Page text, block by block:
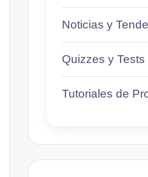
Noticias y
Quizzes y Tests
Tutoriales de